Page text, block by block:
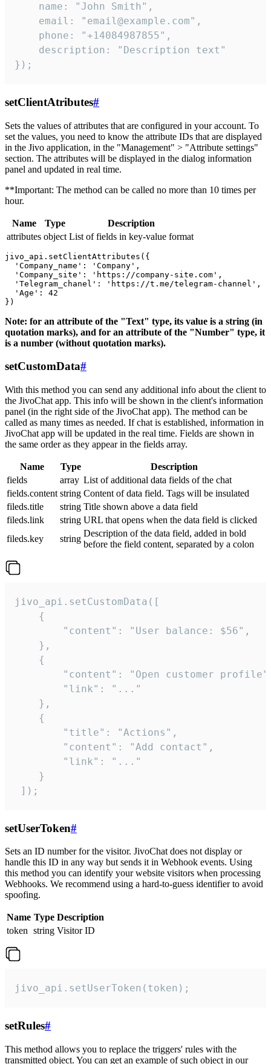
    name: "John Smith",
    email: "email@example.com",
    phone: "+14084987855",
    description: "Description text"
});
setClientAtributes#
Sets the values ​​of attributes that are configured in your account. To
set the values, you need to know the attribute IDs that are displayed
in the Jivo application, in the "Management" > "Attribute settings"
section. The attributes will be displayed in the dialog information
panel and updated in real time.
**Important: The method can be called no more than 10 times per
hour.
Name Type
Description
attributes object List of fields in key-value format
jivo_api.setClientAttributes({
  'Company_name': 'Company',
  'Company_site': 'https://company-site.com',
  'Telegram_chanel': 'https://t.me/telegram-channel',
  'Age': 42
Note: for an attribute of the "Text" type, its value is a string (in
quotation marks), and for an attribute of the "Number" type, it
is a number (without quotation marks).
setCustomData#
With this method you can send any additional info about the client to
the JivoChat app. This info will be shown in the client's information
panel (in the right side of the JivoChat app). The method can be
called as many times as needed. If chat is established, information in
JivoChat app will be updated in the real time. Fields are shown in
the same order as they appear in the fields array.
Name Type
Description
fields
array List of additional data fields of the chat
fields.content string Content of data field. Tags will be insulated
fileds.title
string Title shown above a data field
fileds.link
string URL that opens when the data field is clicked
fileds.key
string
Description of the data field, added in bold
before the field content, separated by a colon
jivo_api.setCustomData([
    {
        "content": "User balance: $56",
    },
    {
"content": "Open customer
        "link": "..."
    },
    {
        "title": "Actions",
        "content": "Add contact",
        "link": "..."
    }
]);
setUserToken#
Sets an ID number for the visitor. JivoChat does not display or
handle this ID in any way but sends it in Webhook events. Using
this method you can identify your website visitors when processing
Webhooks. We recommend using a hard-to-guess identifier to avoid
spoofing.
Name Type Description
token string Visitor ID
jivo_api.setUserToken(token);
setRules#
This method allows you to replace the triggers' rules with the
transmitted object. You can get an example of such object in our